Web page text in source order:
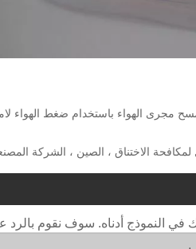
بمسح مجرى الهواء باستخدام ضغط
الاختناق ، الصين ، الشركة
النموذج أدناه. سوف نقوم بالرد عليك